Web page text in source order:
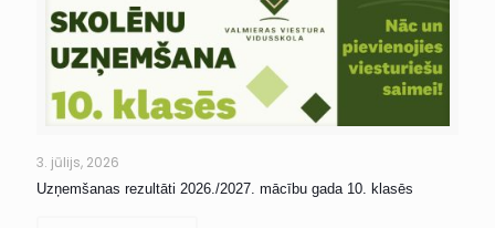
3. jūlijs, 2026
Uzņemšanas rezultāti 2026./2027. mācību gada 10. klasēs